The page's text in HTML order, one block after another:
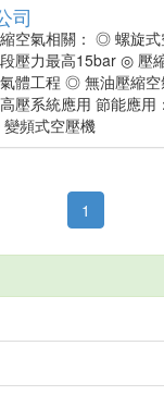
司
空氣相關： ◎ 螺旋式
壓力最高15bar ◎ 壓
體工程 ◎ 無油壓縮
壓系統應用 節能應
頻式空壓機
1